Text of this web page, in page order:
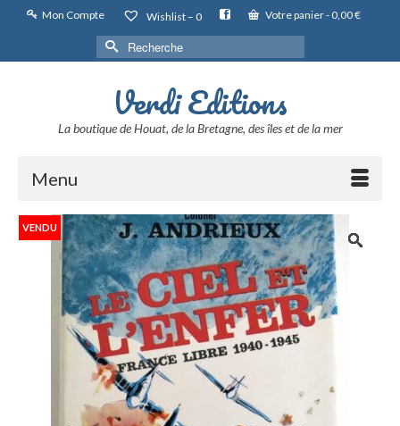
Mon Compte Wishlist – 0 Votre panier- 0,00€
Rechercher :
Verdi Editions
La boutique de Houat, de la Bretagne, des îles et de la mer
Menu
VENDU